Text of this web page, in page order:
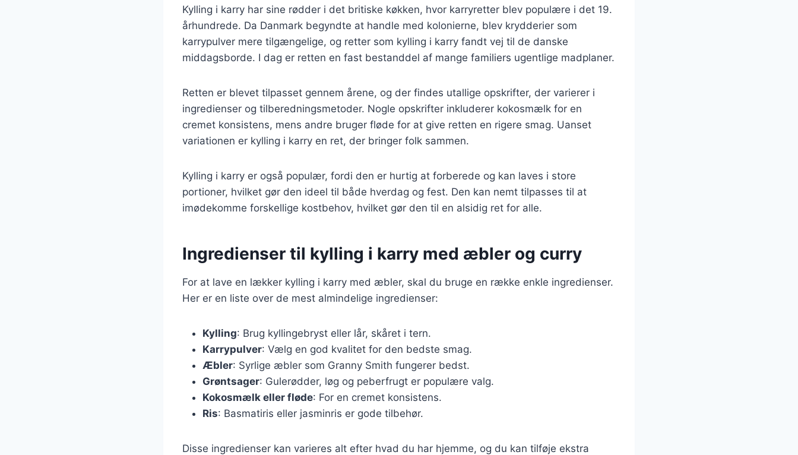
Kylling i karry har sine rødder i det britiske køkken, hvor karryretter blev populære i det 19.
århundrede. Da Danmark begyndte at handle med kolonierne, blev krydderier som
karrypulver mere tilgængelige, og retter som kylling i karry fandt vej til de danske
middagsborde. I dag er retten en fast bestanddel af mange familiers ugentlige madplaner.
Retten er blevet tilpasset gennem årene, og der findes utallige opskrifter, der varierer i
ingredienser og tilberedningsmetoder. Nogle opskrifter inkluderer kokosmælk for en
cremet konsistens, mens andre bruger fløde for at give retten en rigere smag. Uanset
variationen er kylling i karry en ret, der bringer folk sammen.
Kylling i karry er også populær, fordi den er hurtig at forberede og kan laves i store
portioner, hvilket gør den ideel til både hverdag og fest. Den kan nemt tilpasses til at
imødekomme forskellige kostbehov, hvilket gør den til en alsidig ret for alle.
Ingredienser til kylling i karry med æbler og curry
For at lave en lækker kylling i karry med æbler, skal du bruge en række enkle ingredienser.
Her er en liste over de mest almindelige ingredienser:
Kylling: Brug kyllingebryst eller lår, skåret i tern.
Karrypulver: Vælg en god kvalitet for den bedste smag.
Æbler: Syrlige æbler som Granny Smith fungerer bedst.
Grøntsager: Gulerødder, løg og peberfrugt er populære valg.
Kokosmælk eller fløde: For en cremet konsistens.
Ris: Basmatiris eller jasminris er gode tilbehør.
Disse ingredienser kan varieres alt efter hvad du har hjemme, og du kan tilføje ekstra